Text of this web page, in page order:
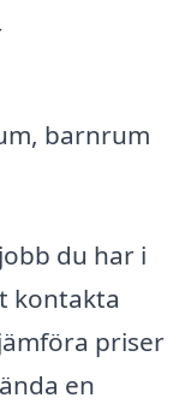
barnrum
du har i
kontakta
priser
en